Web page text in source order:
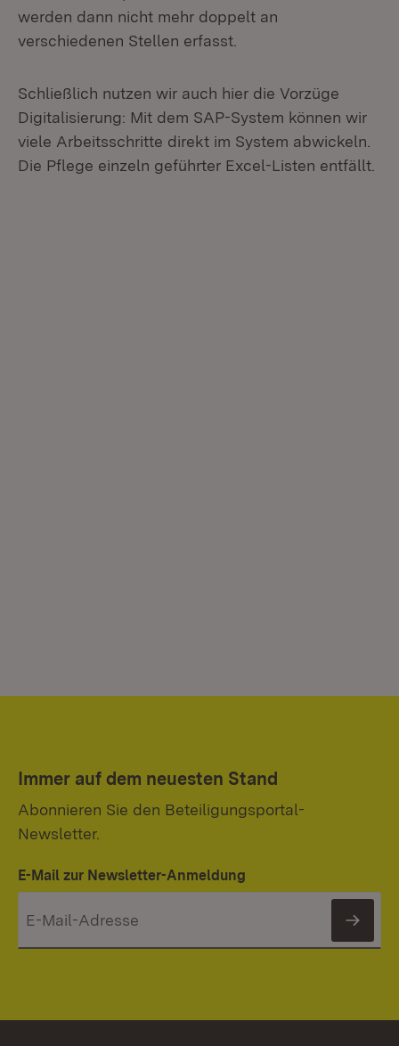
werden dann nicht mehr doppelt an
verschiedenen Stellen erfasst.
Schließlich nutzen wir auch hier die Vorzüge
Digitalisierung: Mit dem SAP-System können wir
viele Arbeitsschritte direkt im System abwickeln.
Die Pflege einzeln geführter Excel-Listen entfällt.
Immer auf dem neuesten Stand
Abonnieren Sie den Beteiligungsportal-
Newsletter.
E-Mail zur Newsletter-Anmeldung